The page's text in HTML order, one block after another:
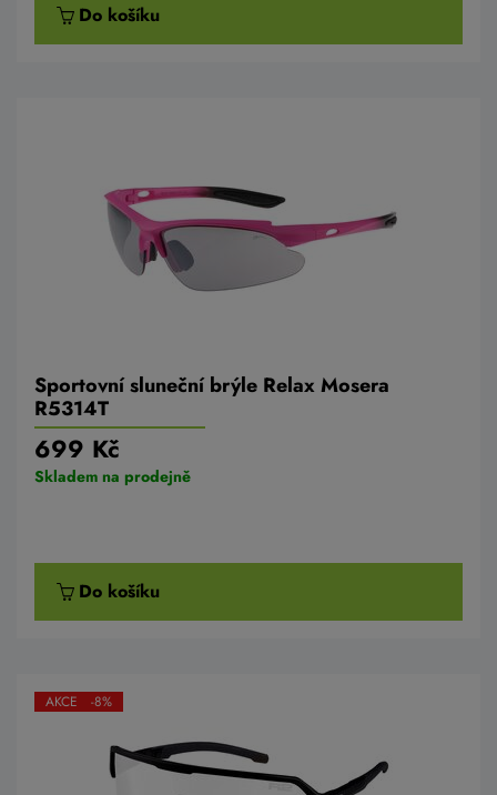
Do košíku
Sportovní sluneční brýle Relax Mosera
R5314T
699 Kč
Skladem na prodejně
Do košíku
AKCE -8%